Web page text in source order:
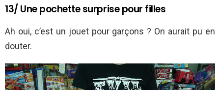
13/ Une pochette surprise pour filles
Ah oui, c’est un jouet pour garçons ? On aurait pu en
douter.